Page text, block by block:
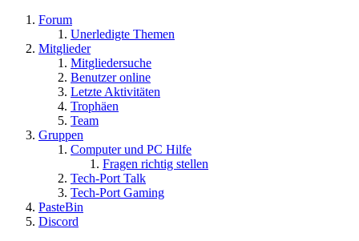
Forum
Unerledigte Themen
Mitglieder
Mitgliedersuche
Benutzer online
Letzte Aktivitäten
Trophäen
Team
Gruppen
Computer und PC Hilfe
Fragen richtig stellen
Tech-Port Talk
Tech-Port Gaming
PasteBin
Discord